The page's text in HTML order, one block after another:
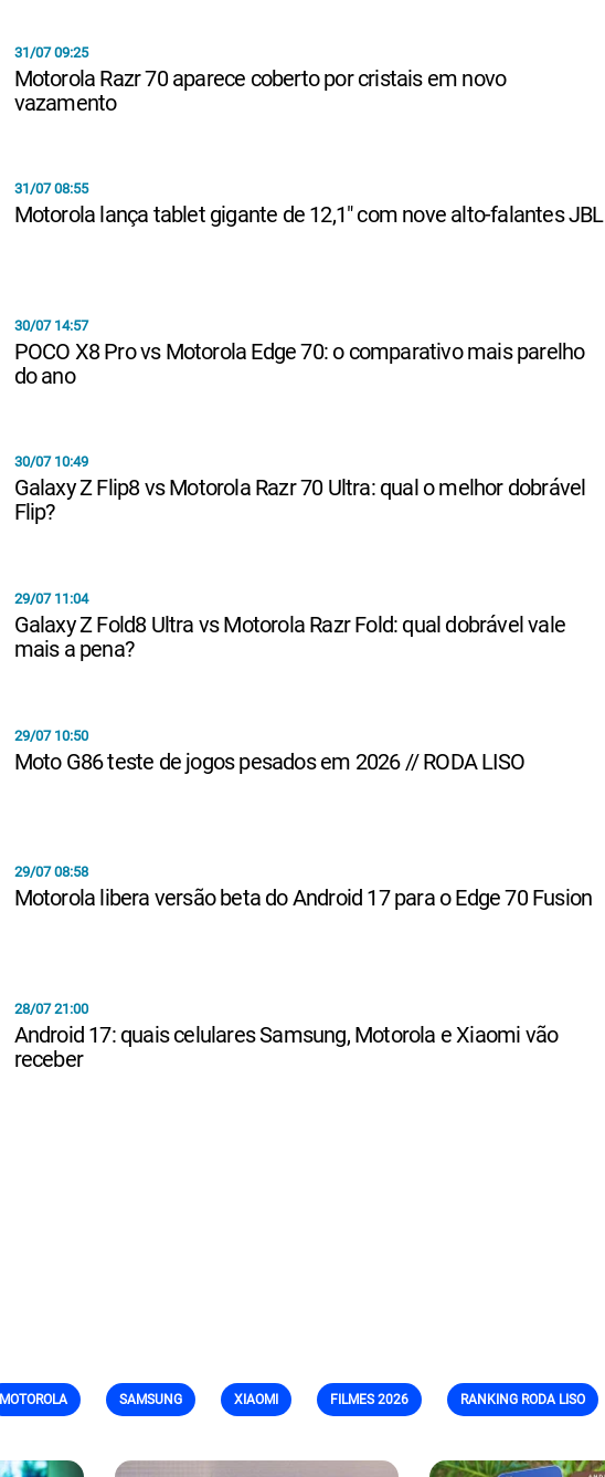
31/07 09:25
Motorola Razr 70 aparece coberto por cristais em novo
vazamento
31/07 08:55
Motorola lança tablet gigante de 12,1" com nove alto-falantes JBL
30/07 14:57
POCO X8 Pro vs Motorola Edge 70: o comparativo mais parelho
do ano
30/07 10:49
Galaxy Z Flip8 vs Motorola Razr 70 Ultra: qual o melhor dobrável
Flip?
29/07 11:04
Galaxy Z Fold8 Ultra vs Motorola Razr Fold: qual dobrável vale
mais a pena?
29/07 10:50
Moto G86 teste de jogos pesados em 2026 // RODA LISO
29/07 08:58
Motorola libera versão beta do Android 17 para o Edge 70 Fusion
28/07 21:00
Android 17: quais celulares Samsung, Motorola e Xiaomi vão
receber
MOTOROLA SAMSUNG XIAOMI FILMES 2026 RANKING RODA LISO